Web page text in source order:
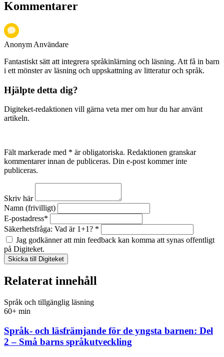
Kommentarer
Anonym Användare
Fantastiskt sätt att integrera språkinlärning och läsning. Att få in barn
i ett mönster av läsning och uppskattning av litteratur och språk.
Hjälpte detta dig?
Digiteket-redaktionen vill gärna veta mer om hur du har använt
artikeln.
Fält markerade med * är obligatoriska. Redaktionen granskar
kommentarer innan de publiceras. Din e-post kommer inte
publiceras.
Skriv här
Namn (frivilligt)
E-postadress*
Säkerhetsfråga: Vad är 1+1? *
Jag godkänner att min feedback kan komma att synas offentligt
på Digiteket.
Relaterat innehåll
Språk och tillgänglig läsning
60+ min
Språk- och läsfrämjande för de yngsta barnen: Del
2 – Små barns språkutveckling